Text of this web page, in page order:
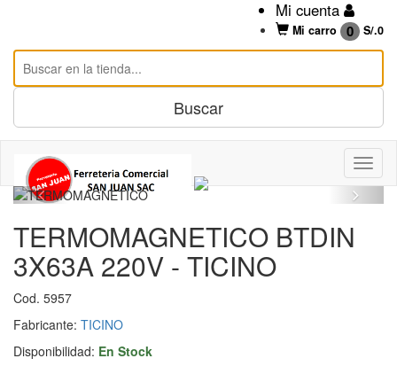
Mi cuenta
Mi carro 0 S/.0
TERMOMAGNETICO BTDIN
3X63A 220V - TICINO
Cod. 5957
Fabricante: TICINO
Disponibilidad: En Stock